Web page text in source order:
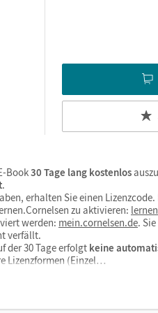
Ihre Schüler/-innen
Book30 Tage lang kostenlos
.
erhalten Sie einen
zu aktivieren:
werden: mein.cornelsen.de.
verfällt.
der 30 Tage erfolgt keine
Lizenzformen (Einzel…